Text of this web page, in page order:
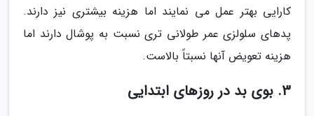
کارایی بهتر عمل می نمایند اما هزینه بیشتری نیز دارند.
پدهای سلولزی عمر طولانی تری نسبت به پوشال دارند اما
هزینه تعویض آنها نسبتاً بالاست.
3. بوی بد در روزهای ابتدایی